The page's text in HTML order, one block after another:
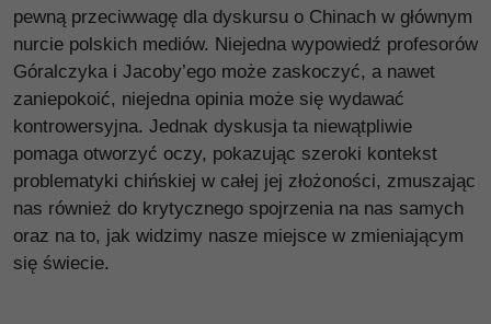
pewną przeciwwagę dla dyskursu o Chinach w głównym
nurcie polskich mediów. Niejedna wypowiedź profesorów
Góralczyka i Jacoby’ego może zaskoczyć, a nawet
zaniepokoić, niejedna opinia może się wydawać
kontrowersyjna. Jednak dyskusja ta niewątpliwie
pomaga otworzyć oczy, pokazując szeroki kontekst
problematyki chińskiej w całej jej złożoności, zmuszając
nas również do krytycznego spojrzenia na nas samych
oraz na to, jak widzimy nasze miejsce w zmieniającym
się świecie.